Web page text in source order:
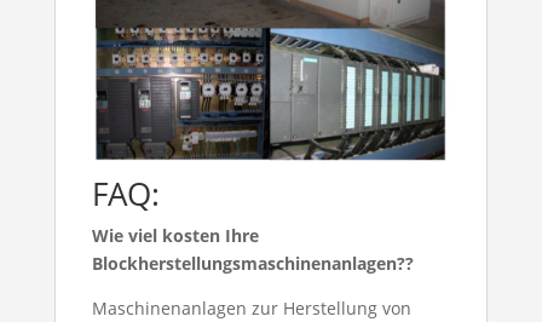
FAQ:
Wie viel kosten Ihre
Blockherstellungsmaschinenanlagen??
Maschinenanlagen zur Herstellung von